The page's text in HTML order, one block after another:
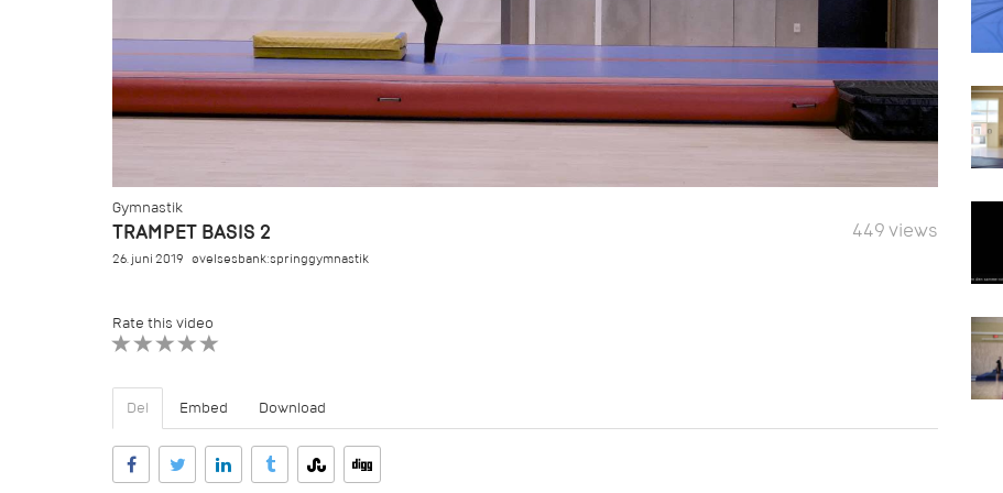
Gymnastik
TRAMPET BASIS 2 449 views
26. juni 2019 øvelsesbank:springgymnastik
Rate this video
Del Embed Download